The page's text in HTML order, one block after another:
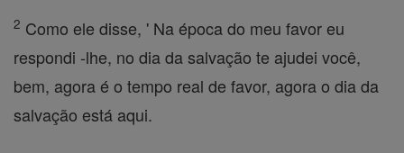
2 Como ele disse, ' Na época do meu favor eu
respondi -lhe, no dia da salvação te ajudei você,
bem, agora é o tempo real de favor, agora o dia da
salvação está aqui.